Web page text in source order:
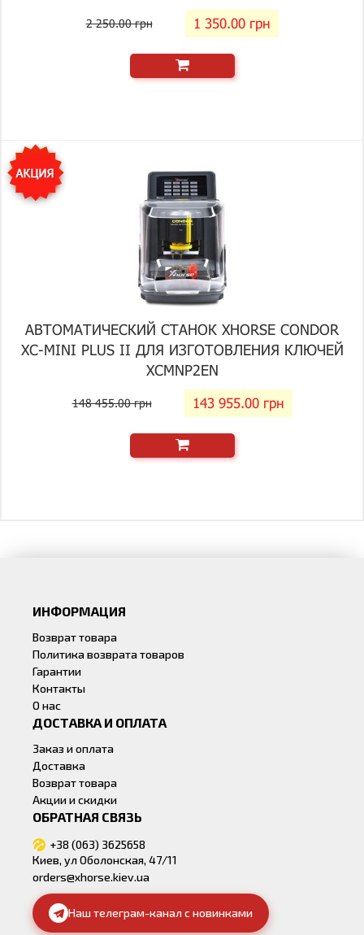
2 250.00 грн 1 350.00 грн
АВТОМАТИЧЕСКИЙ СТАНОК XHORSE CONDOR
XC-MINI PLUS II ДЛЯ ИЗГОТОВЛЕНИЯ КЛЮЧЕЙ
XCMNP2EN
148 455.00 грн 143 955.00 грн
ИНФОРМАЦИЯ
Возврат товара
Политика возврата товаров
Гарантии
Контакты
О нас
ДОСТАВКА И ОПЛАТА
Заказ и оплата
Доставка
Возврат товара
Акции и скидки
ОБРАТНАЯ СВЯЗЬ
+38 (063) 3625658
Киев, ул Оболонская, 47/11
orders@xhorse.kiev.ua
Наш телеграм-канал с новинками